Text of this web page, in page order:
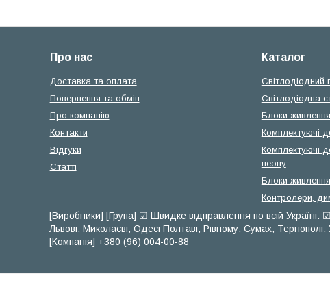
Про нас
Доставка та оплата
Повернення та обмін
Про компанію
Контакти
Відгуки
Статті
Каталог
Світлодіодний
Світлодіодна
Блоки живлення
Комплектуючі
Комплектуючі
неону
Блоки живлення
Контролери,
[Виробники] [Група] ☑ Швидке відправлення по всій Україні:
Львові, Миколаєві, Одесі Полтаві, Рівному, Сумах,
[Компанія] +380 (96) 004-00-88